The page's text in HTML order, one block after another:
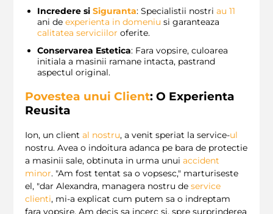
Incredere si Siguranta: Specialistii nostri au 11
ani de experienta in domeniu si garanteaza
calitatea serviciilor oferite.
Conservarea Estetica: Fara vopsire, culoarea
initiala a masinii ramane intacta, pastrand
aspectul original.
Povestea unui Client: O Experienta
Reusita
Ion, un client al nostru, a venit speriat la service-ul
nostru. Avea o indoitura adanca pe bara de protectie
a masinii sale, obtinuta in urma unui accident
minor. "Am fost tentat sa o vopsesc," marturiseste
el, "dar Alexandra, managera nostru de service
clienti, mi-a explicat cum putem sa o indreptam
fara vopsire. Am decis sa incerc si, spre surprinderea